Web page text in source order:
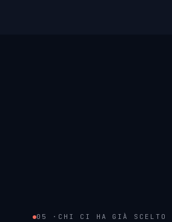
05 · CHI CI HA GIÀ SCELTO